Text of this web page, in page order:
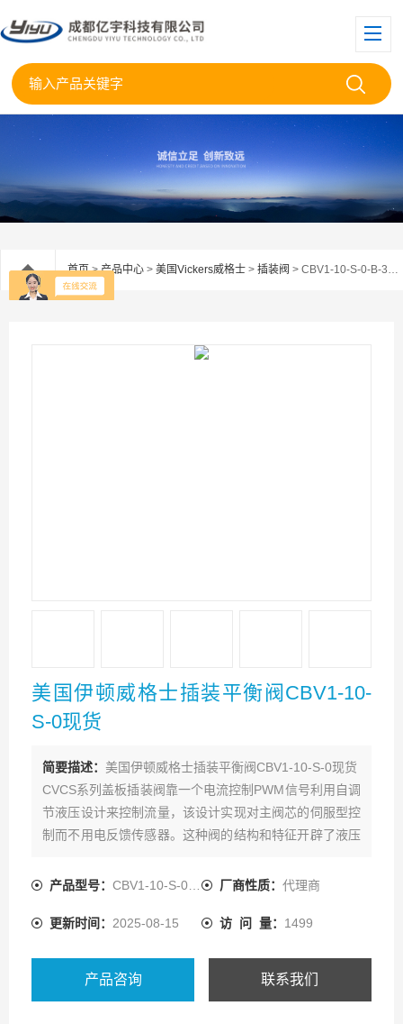
首页>产品中心 > 美国Vickers威格士 > 插装阀 > CBV1-10-S-0-B-30/美国伊顿威格士插装平衡阀CBV1-10-S-0现货
美国伊顿威格士插装平衡阀CBV1-10-
S-0现货
简要描述： 美国伊顿威格士插装平衡阀CBV1-10-S-0现货
CVCS系列盖板插装阀靠一个电流控制PWM信号利用自调
节液压设计来控制流量，该设计实现对主阀芯的伺服型控
制而不用电反馈传感器。这种阀的结构和特征开辟了液压
产品型号： CBV1-10-S-0-B-30/ 厂商性质： 代理商
更新时间： 2025-08-15 访 问 量： 1499
产品咨询 联系我们